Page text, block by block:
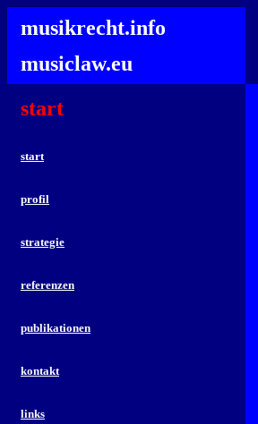
musikrecht.info
musiclaw.eu
start
start
profil
strategie
referenzen
publikationen
kontakt
links